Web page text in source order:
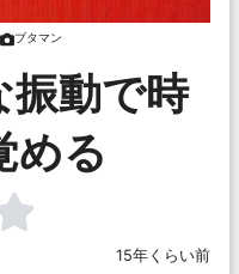
ブタマン
振動で時
める
15年くらい前